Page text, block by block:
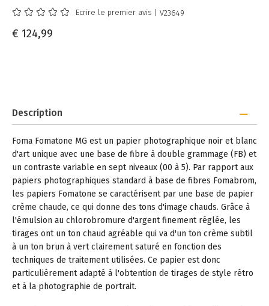
Ecrire le premier avis | V23649
€ 124,99
Description
Foma Fomatone MG est un papier photographique noir et blanc
d'art unique avec une base de fibre à double grammage (FB) et
un contraste variable en sept niveaux (00 à 5). Par rapport aux
papiers photographiques standard à base de fibres Fomabrom,
les papiers Fomatone se caractérisent par une base de papier
crème chaude, ce qui donne des tons d'image chauds. Grâce à
l'émulsion au chlorobromure d'argent finement réglée, les
tirages ont un ton chaud agréable qui va d'un ton crème subtil
à un ton brun à vert clairement saturé en fonction des
techniques de traitement utilisées. Ce papier est donc
particulièrement adapté à l'obtention de tirages de style rétro
et à la photographie de portrait.